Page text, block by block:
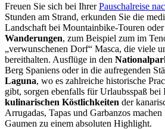
Freuen Sie sich bei IhrerPauschalreise
Stunden am Strand, erkunden Sie die
Landschaft bei Mountainbike-Touren oder
Wanderungen, zum Beispiel zum im
„verwunschenen Dorf“ Masca, die viele
bereithalten. Ausflüge in den
Berg Spaniens oder in die aufregenden
Laguna, wo es zahlreiche historische
gibt, sorgen ebenfalls für Urlaubsspaß
kulinarischen Köstlichkeiten der
Arrugadas, Tapas und Garbanzos
Gaumen zu einem absoluten Highlight.